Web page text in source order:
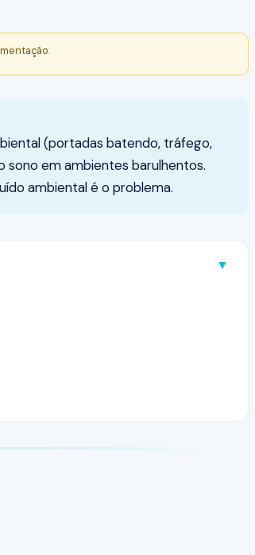
(portadas batendo, tráfego,
em ambientes barulhentos.
ambiental é o problema.
▼